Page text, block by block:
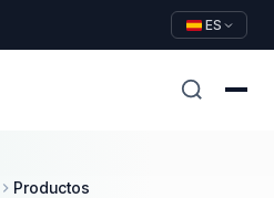
ES
Productos